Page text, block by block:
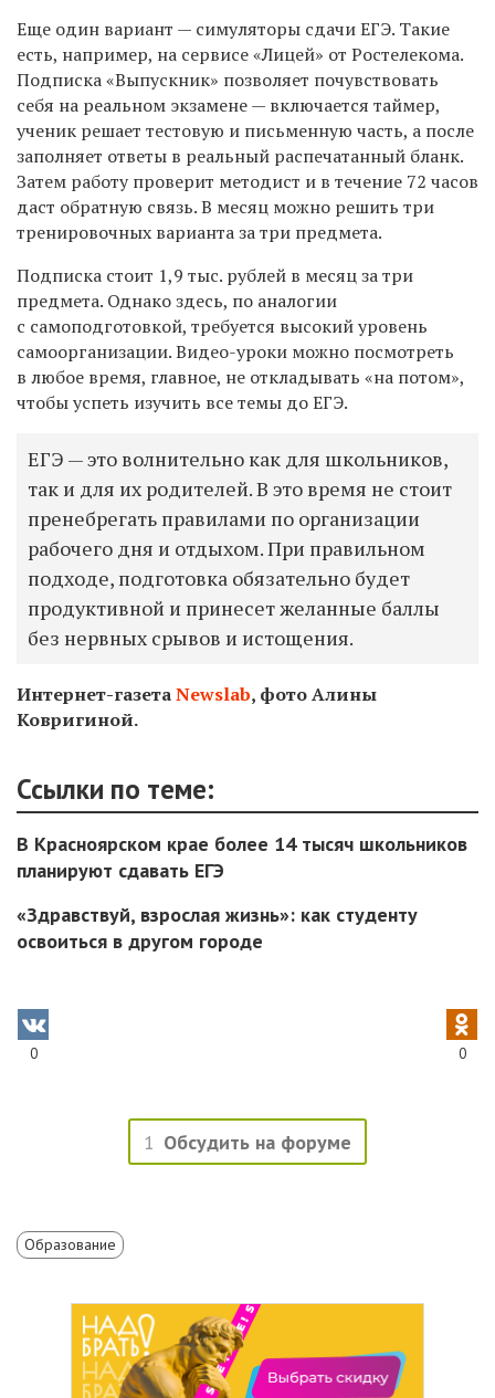
Еще один вариант — симуляторы сдачи ЕГЭ. Такие
есть, например, на сервисе «Лицей» от Ростелекома.
Подписка «Выпускник» позволяет почувствовать
себя на реальном экзамене — включается таймер,
ученик решает тестовую и письменную часть, а после
заполняет ответы в реальный распечатанный бланк.
Затем работу проверит методист и в течение 72 часов
даст обратную связь. В месяц можно решить три
тренировочных варианта за три предмета.
Подписка стоит 1,9 тыс. рублей в месяц за три
предмета. Однако здесь, по аналогии
с самоподготовкой, требуется высокий уровень
самоорганизации. Видео-уроки можно посмотреть
в любое время, главное, не откладывать «на потом»,
чтобы успеть изучить все темы до ЕГЭ.
ЕГЭ — это волнительно как для школьников,
так и для их родителей. В это время не стоит
пренебрегать правилами по организации
рабочего дня и отдыхом. При правильном
подходе, подготовка обязательно будет
продуктивной и принесет желанные баллы
без нервных срывов и истощения.
Интернет-газетаNewslab, фото Алины
Ковригиной.
Ссылки по теме:
В Красноярском крае более 14 тысяч школьников
планируют сдавать ЕГЭ
«Здравствуй, взрослая жизнь»: как студенту
освоиться в другом городе
0 0
1 Обсудить на форуме
Образование